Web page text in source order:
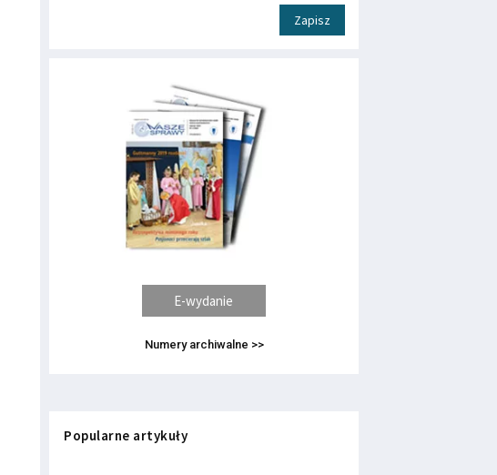
Zapisz
E-wydanie
Numery archiwalne >>
Popularne artykuły